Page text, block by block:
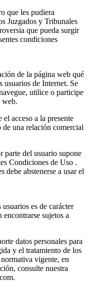
que les pudiera
Juzgados y Tribunales
que pueda surgir
condiciones
de la página web qué
de Internet. Se
utilice o participe
web.
acceso a la presente
una relación comercial
parte del usuario supone
Condiciones de Uso .
debe abstenerse a usar el
es de carácter
sujetos a
datos personales para
y el tratamiento de los
vigente, en
consulte nuestra